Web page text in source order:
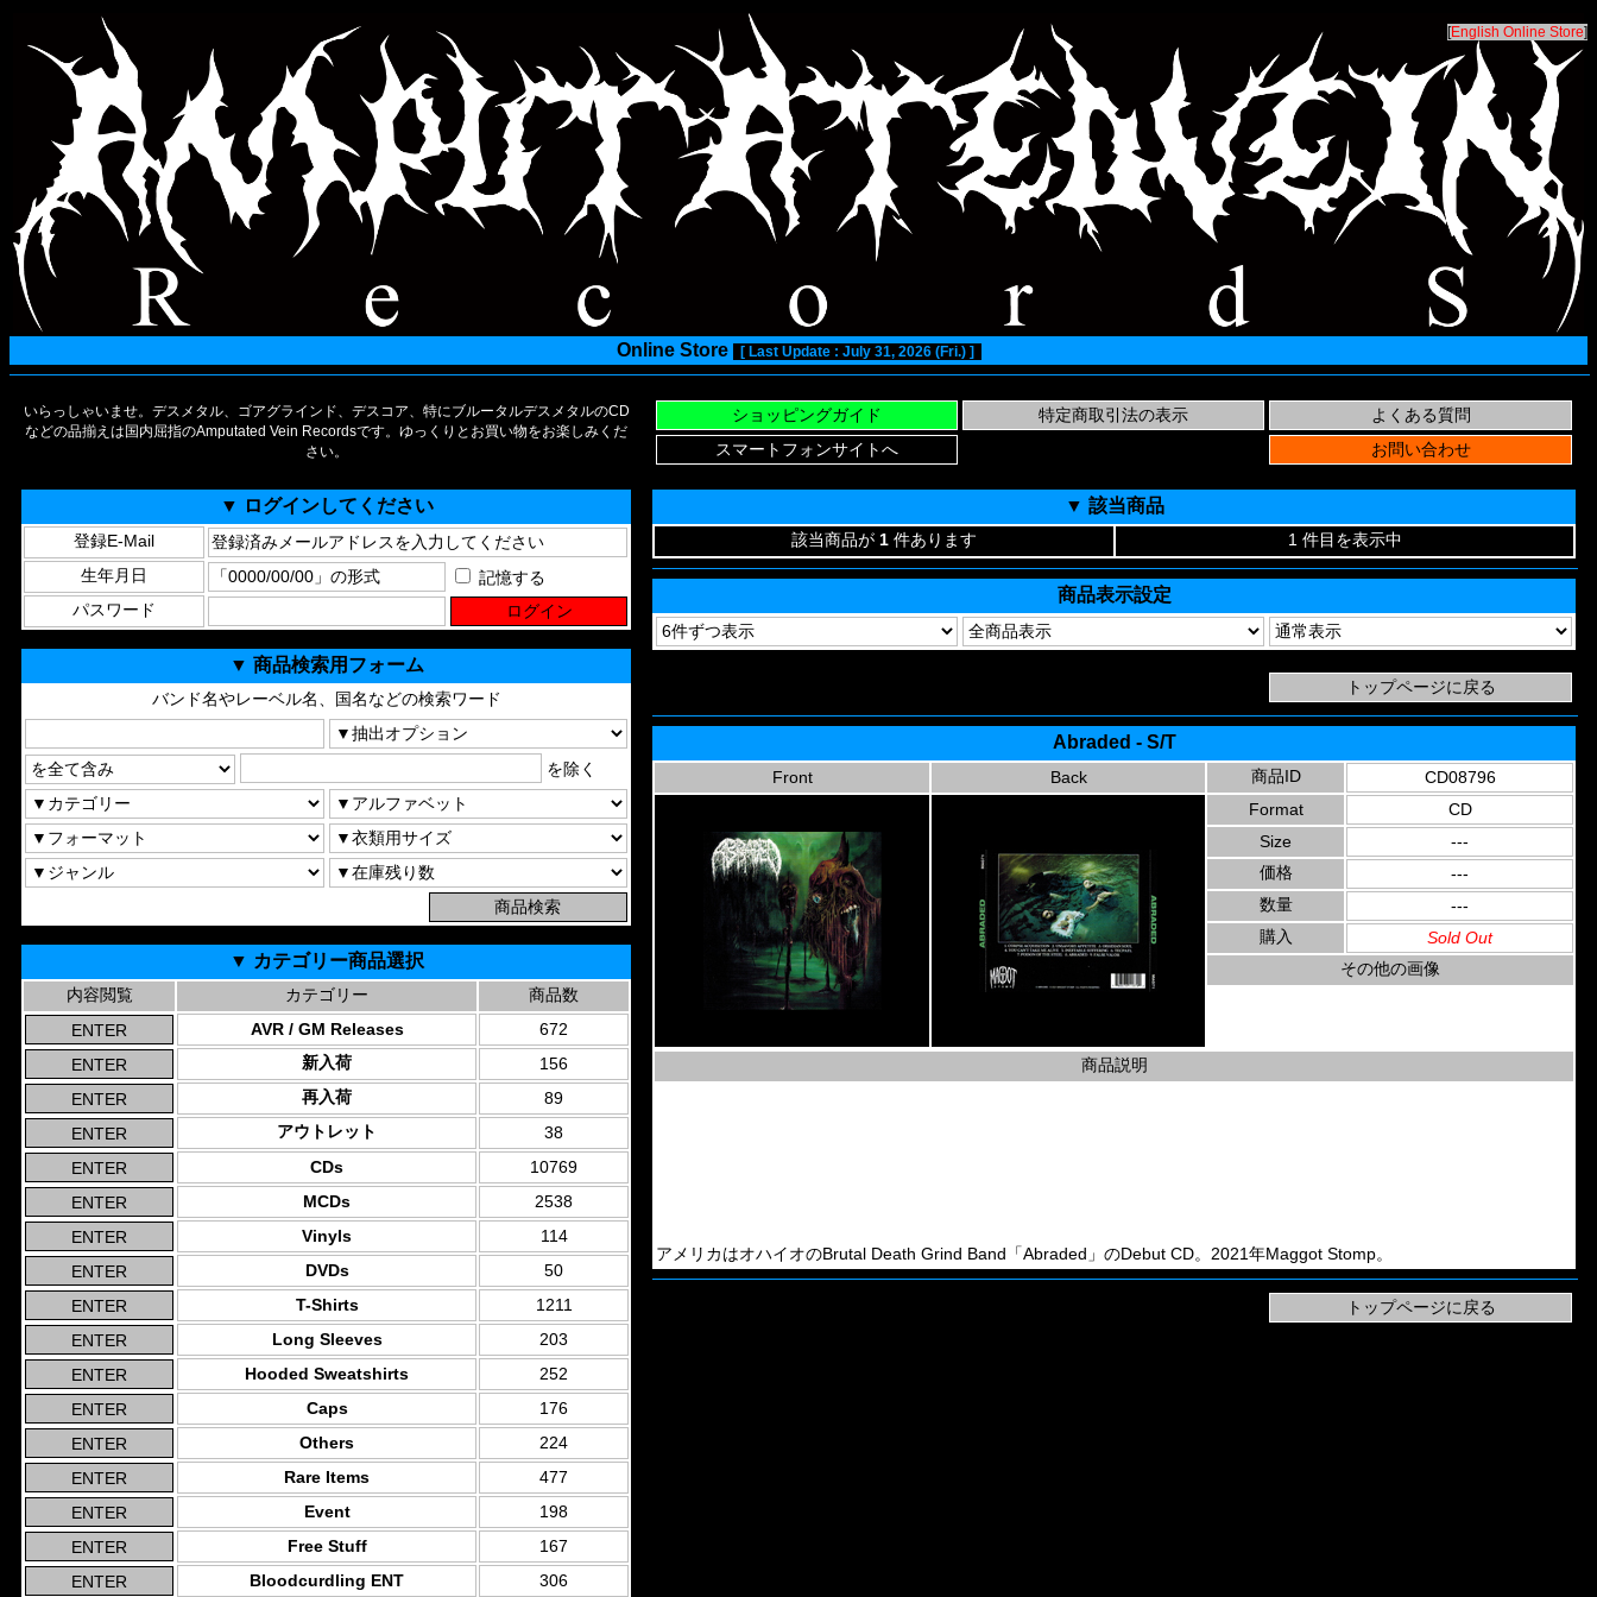
[English Online Store]
Online Store [ Last Update : July 31, 2026 (Fri.) ]
いらっしゃいませ。デスメタル、ゴアグラインド、デスコア、特にブルータルデスメタルのCD
などの品揃えは国内屈指のAmputated Vein Recordsです。ゆっくりとお買い物をお楽しみくだ
さい。
▼ ログインしてください
登録E-Mail
生年月日
記憶する
パスワード
▼ 商品検索用フォーム
バンド名やレーベル名、国名などの検索ワード
を除く
▼ カテゴリー商品選択
内容閲覧 カテゴリー
商品数
AVR / GM Releases
672
新入荷
156
再入荷
89
アウトレット
38
CDs
10769
MCDs
2538
Vinyls
114
DVDs
50
T-Shirts
1211
Long Sleeves
203
Hooded Sweatshirts
252
Caps
176
Others
224
Rare Items
477
Event
198
Free Stuff
167
Bloodcurdling ENT
306
▼ 該当商品
該当商品が 1 件あります 1 件目を表示中
商品表示設定
Abraded - S/T
Front Back 商品ID
CD08796
Format
CD
Size
---
価格
---
数量
---
購入
Sold Out
その他の画像
商品説明
アメリカはオハイオのBrutal Death Grind Band「Abraded」のDebut CD。2021年Maggot Stomp。